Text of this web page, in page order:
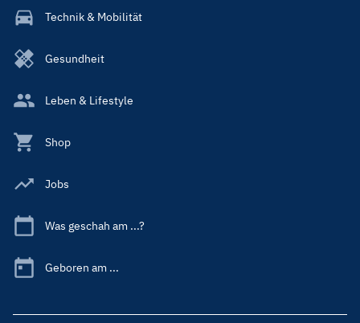
Technik & Mobilität
Gesundheit
Leben & Lifestyle
Shop
Jobs
Was geschah am ...?
Geboren am ...